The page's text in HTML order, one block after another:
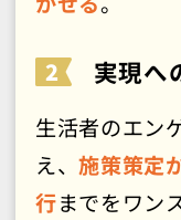
実現へ
生活者のエン
え、施策策定
行までをワン